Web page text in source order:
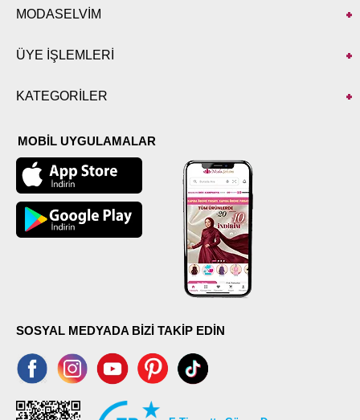
MODASELVİM
ÜYE İŞLEMLERİ
KATEGORİLER
MOBİL UYGULAMALAR
SOSYAL MEDYADA BİZİ TAKİP EDİN